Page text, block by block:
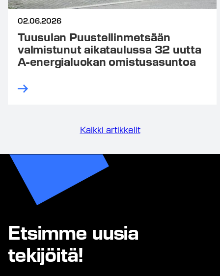
02.06.2026
Tuusulan Puustellinmetsään
valmistunut aikataulussa 32 uutta
A-energialuokan omistusasuntoa
Kaikki artikkelit
Etsimme uusia
tekijöitä!